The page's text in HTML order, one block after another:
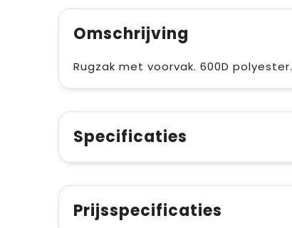
Omschrijving
Rugzak met voorvak. 600D polyester.
Specificaties
Prijsspecificaties